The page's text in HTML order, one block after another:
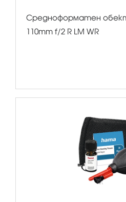
Средноформатен
110mm f/2 R LM WR